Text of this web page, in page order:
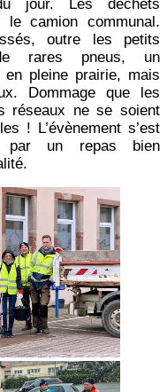
jour. Les déchets
camion communal.
outre les petits
rares pneus, un
en pleine prairie, mais
Dommage que les
réseaux ne se soient
! L’évènement s’est
par un repas bien